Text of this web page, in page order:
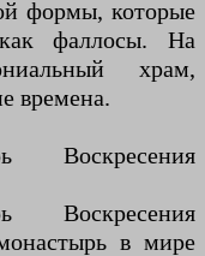
формы, которые
фаллосы. На
храм,
времена.
Воскресения
Воскресения
в мире